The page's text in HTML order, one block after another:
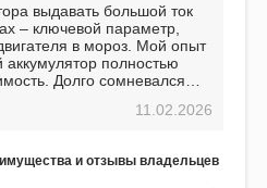
выдавать большой ток
– ключевой параметр,
в мороз. Мой опыт
аккумулятор полностью
Долго сомневался
отличное вложение,11.02.2026
и отзывы владельцев